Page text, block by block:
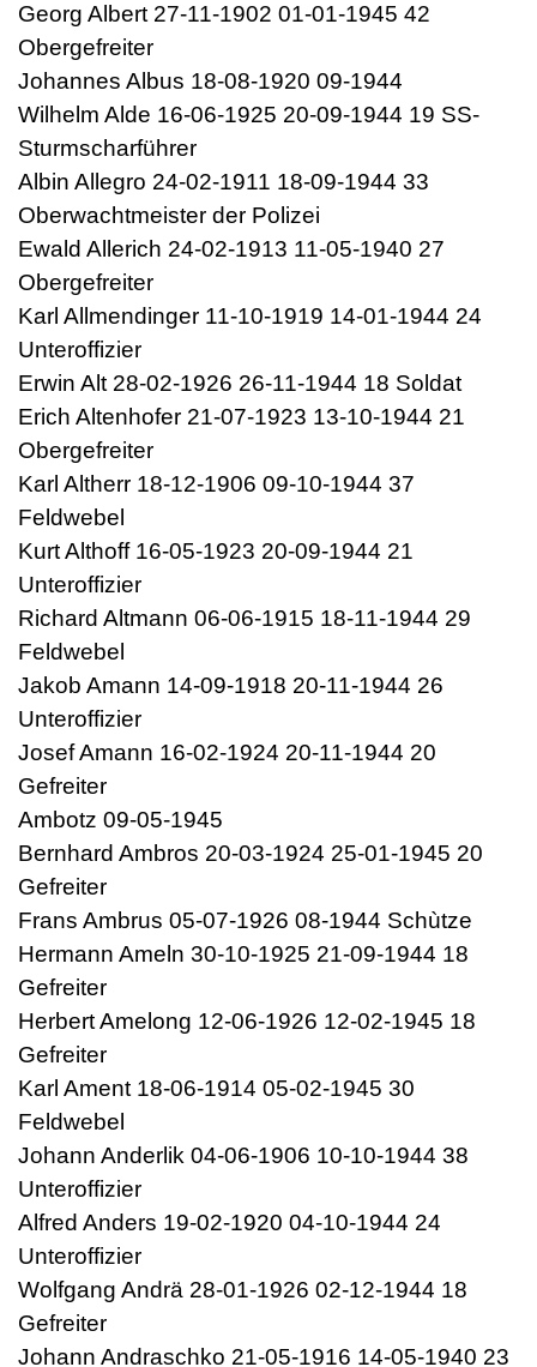
Georg Albert 27-11-1902 01-01-1945 42
Obergefreiter
Johannes Albus 18-08-1920 09-1944
Wilhelm Alde 16-06-1925 20-09-1944 19 SS-
Sturmscharführer
Albin Allegro 24-02-1911 18-09-1944 33
Oberwachtmeister der Polizei
Ewald Allerich 24-02-1913 11-05-1940 27
Obergefreiter
Karl Allmendinger 11-10-1919 14-01-1944 24
Unteroffizier
Erwin Alt 28-02-1926 26-11-1944 18 Soldat
Erich Altenhofer 21-07-1923 13-10-1944 21
Obergefreiter
Karl Altherr 18-12-1906 09-10-1944 37
Feldwebel
Kurt Althoff 16-05-1923 20-09-1944 21
Unteroffizier
Richard Altmann 06-06-1915 18-11-1944 29
Feldwebel
Jakob Amann 14-09-1918 20-11-1944 26
Unteroffizier
Josef Amann 16-02-1924 20-11-1944 20
Gefreiter
Ambotz 09-05-1945
Bernhard Ambros 20-03-1924 25-01-1945 20
Gefreiter
Frans Ambrus 05-07-1926 08-1944 Schùtze
Hermann Ameln 30-10-1925 21-09-1944 18
Gefreiter
Herbert Amelong 12-06-1926 12-02-1945 18
Gefreiter
Karl Ament 18-06-1914 05-02-1945 30
Feldwebel
Johann Anderlik 04-06-1906 10-10-1944 38
Unteroffizier
Alfred Anders 19-02-1920 04-10-1944 24
Unteroffizier
Wolfgang Andrä 28-01-1926 02-12-1944 18
Gefreiter
Johann Andraschko 21-05-1916 14-05-1940 23